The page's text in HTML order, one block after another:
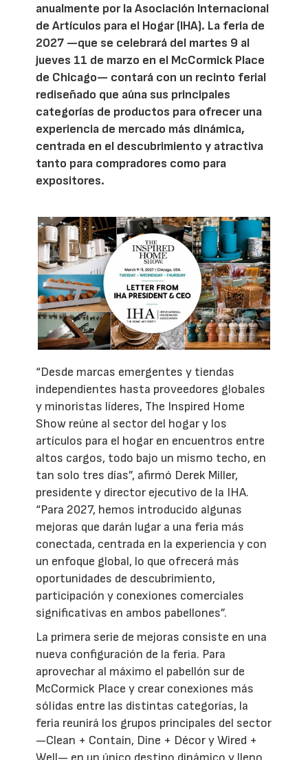
anualmente por la Asociación Internacional
de Artículos para el Hogar (IHA). La feria de
2027 —que se celebrará del martes 9 al
jueves 11 de marzo en el McCormick Place
de Chicago— contará con un recinto ferial
rediseñado que aúna sus principales
categorías de productos para ofrecer una
experiencia de mercado más dinámica,
centrada en el descubrimiento y atractiva
tanto para compradores como para
expositores.
“Desde marcas emergentes y tiendas
independientes hasta proveedores globales
y minoristas líderes, The Inspired Home
Show reúne al sector del hogar y los
artículos para el hogar en encuentros entre
altos cargos, todo bajo un mismo techo, en
tan solo tres días”, afirmó Derek Miller,
presidente y director ejecutivo de la IHA.
“Para 2027, hemos introducido algunas
mejoras que darán lugar a una feria más
conectada, centrada en la experiencia y con
un enfoque global, lo que ofrecerá más
oportunidades de descubrimiento,
participación y conexiones comerciales
significativas en ambos pabellones”.
La primera serie de mejoras consiste en una
nueva configuración de la feria. Para
aprovechar al máximo el pabellón sur de
McCormick Place y crear conexiones más
sólidas entre las distintas categorías, la
feria reunirá los grupos principales del sector
—Clean + Contain, Dine + Décor y Wired +